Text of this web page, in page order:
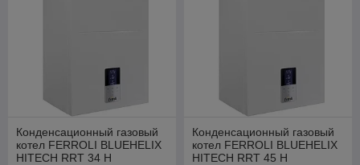
Конденсационный газовый
котел FERROLI BLUEHELIX
HITECH RRT 34 H
Конденсационный газовый
котел FERROLI BLUEHELIX
HITECH RRT 45 H